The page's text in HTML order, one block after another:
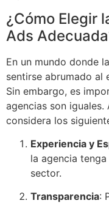
¿Cómo Elegir
Ads
En un mundo donde
sentirse abrumado al
Sin embargo, es
agencias son
considera los
Experiencia y
la agencia
sector.
Transparencia: